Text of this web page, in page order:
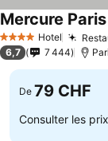
4 Étoiles Hotel
Mercure
6,7 7 444
De 79 CHF
Consulter les